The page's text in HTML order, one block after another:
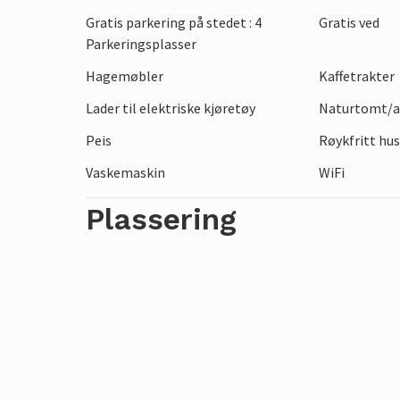
Nybrostrand er det ideelle
området rundt. Utforsk den
nærheten eller slapp av på stranden.
Gratis parkering på stedet : 4
Parkeringsplasser
Gratis ved
Hagemøbler Kaffetrakter
Lader til elektriske kjøretøy
Naturtomt/
Peis
Røykfritt hus
Vaskemaskin
WiFi
Plassering